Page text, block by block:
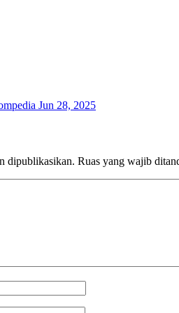
Jun 28, 2025
dipublikasikan. Ruas yang wajib